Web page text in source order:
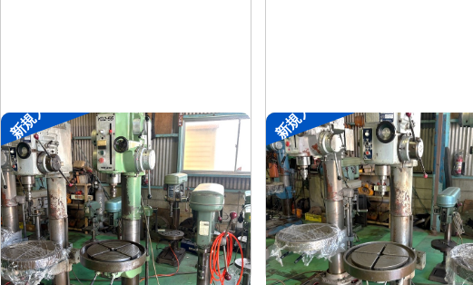
新規入荷
直立ボール盤
メーカー 森精機
形 式 YD2-55
年 式-
新規入荷
直立ボール盤
メーカー 吉良
形 式 KRTG-540
年 式-